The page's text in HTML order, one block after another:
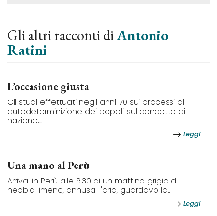
Gli altri racconti diAntonio
Ratini
L’occasione giusta
Gli studi effettuati negli anni 70 sui processi di
autodeterminizione dei popoli, sul concetto di
nazione,...
Leggi
Una mano al Perù
Arrivai in Perù alle 6,30 di un mattino grigio di
nebbia limena, annusai l'aria, guardavo la...
Leggi